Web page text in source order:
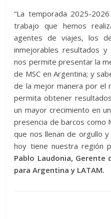
“La temporada 2025-
trabajo que hemos
agentes de viajes, los
inmejorables resultados
nos permite presentar la
de MSC en Argentina; y
de la mejor manera por el
permita obtener
un mayor crecimiento en
presencia de barcos como
que nos llenan de orgullo
hoy tiene nuestra región
Pablo Laudonia, Gerente
para Argentina y LATAM.